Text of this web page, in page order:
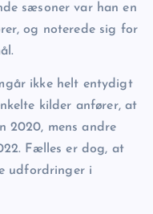
sæsoner var han en
og noterede sig for
ikke helt entydigt
kilder anfører, at
2020, mens andre
Fælles er dog, at
udfordringer i